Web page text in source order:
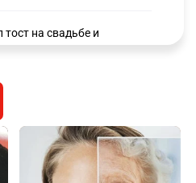
на свадьбе и
дело
дороже. Почему в
расти цены на